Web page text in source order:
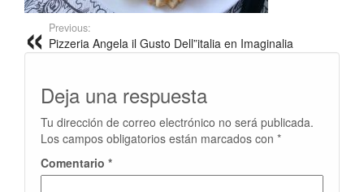
Previous:
Pizzeria Angela il Gusto Dell”italia en Imaginalia
Deja una respuesta
Tu dirección de correo electrónico no será publicada.
Los campos obligatorios están marcados con *
Comentario *